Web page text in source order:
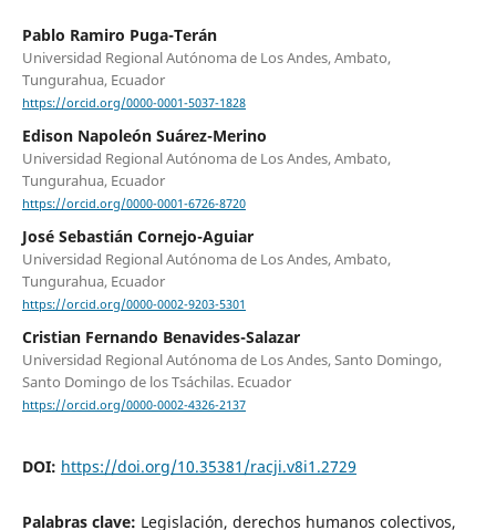
Pablo Ramiro Puga-Terán
Universidad Regional Autónoma de Los Andes, Ambato,
Tungurahua, Ecuador
https://orcid.org/0000-0001-5037-1828
Edison Napoleón Suárez-Merino
Universidad Regional Autónoma de Los Andes, Ambato,
Tungurahua, Ecuador
https://orcid.org/0000-0001-6726-8720
José Sebastián Cornejo-Aguiar
Universidad Regional Autónoma de Los Andes, Ambato,
Tungurahua, Ecuador
https://orcid.org/0000-0002-9203-5301
Cristian Fernando Benavides-Salazar
Universidad Regional Autónoma de Los Andes, Santo Domingo,
Santo Domingo de los Tsáchilas. Ecuador
https://orcid.org/0000-0002-4326-2137
DOI: https://doi.org/10.35381/racji.v8i1.2729
Palabras clave: Legislación, derechos humanos colectivos,